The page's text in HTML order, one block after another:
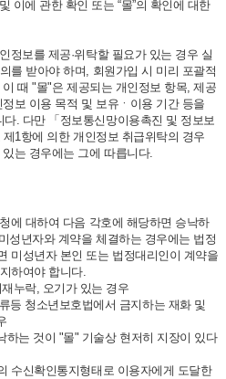
이에 관한 확인 또는 “몰”의 확인에 대한
정보를 제공·위탁할 필요가 있는 경우 실
를 받아야 하며, 회원가입 시 미리 포괄적
때 "몰"은 제공되는 개인정보 항목, 제공
보 이용 목적 및 보유ㆍ이용 기간 등을
. 다만 「정보통신망이용촉진 및 정보보
1항에 의한 개인정보 취급위탁의 경우
는 경우에는 그에 따릅니다.
에 대하여 다음 각호에 해당하면 승낙하
성년자와 계약을 체결하는 경우에는 법정
미성년자 본인 또는 법정대리인이 계약을
하여야 합니다.
누락, 오기가 있는 경우
등 청소년보호법에서 금지하는 재화 및
하는 것이 "몰" 기술상 현저히 지장이 있다
수신확인통지형태로 이용자에게 도달한